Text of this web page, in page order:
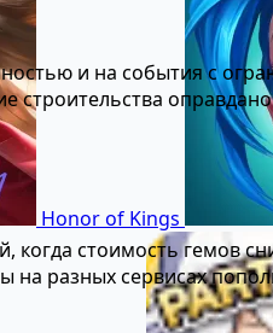
Honor of Kings
и на события с
строительства
стоимость гемов
на разных сервисах